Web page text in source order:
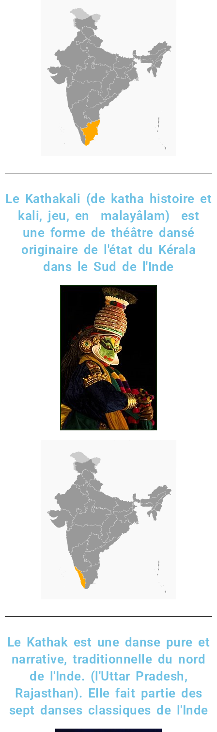
Le Kathakali (de katha histoire et
kali, jeu, en malayâlam) est
une forme de théâtre dansé
originaire de l'état du Kérala
dans le Sud de l'Inde
Le Kathak est une danse pure et
narrative, traditionnelle du nord
de l'Inde. (l'Uttar Pradesh,
Rajasthan). Elle fait partie des
sept danses classiques de l'Inde